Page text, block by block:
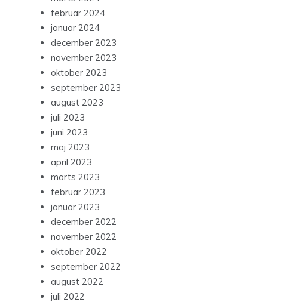
februar 2024
januar 2024
december 2023
november 2023
oktober 2023
september 2023
august 2023
juli 2023
juni 2023
maj 2023
april 2023
marts 2023
februar 2023
januar 2023
december 2022
november 2022
oktober 2022
september 2022
august 2022
juli 2022